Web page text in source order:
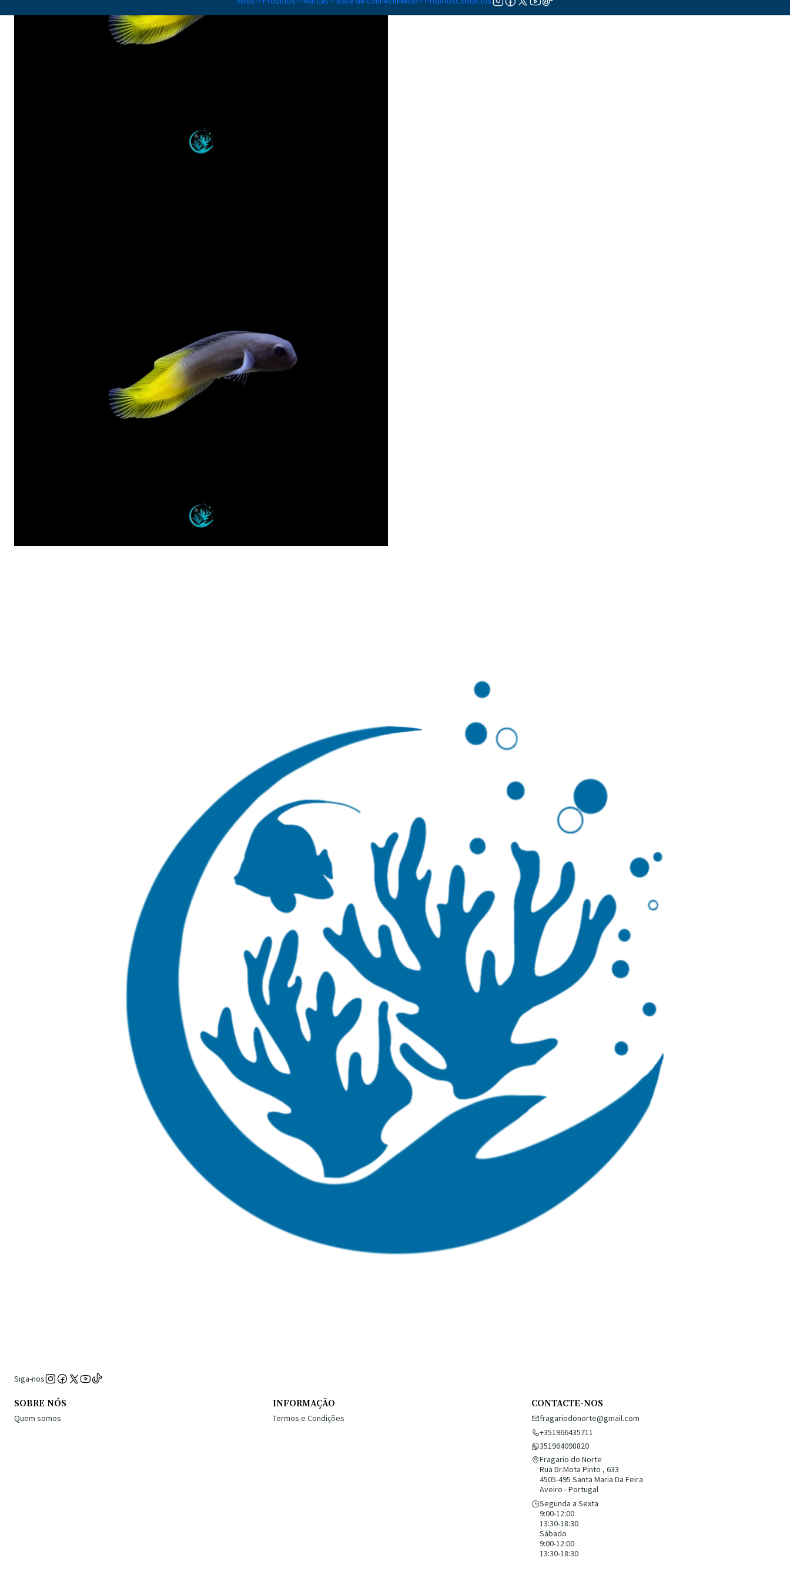
Siga-nos
SOBRE NÓS
Quem somos
INFORMAÇÃO
Termos e Condições
CONTACTE-NOS
fragariodonorte@gmail.com
+351966435711
351964098820
Fragario do Norte
Rua Dr.Mota Pinto , 633
4505-495 Santa Maria Da Feira
Aveiro - Portugal
Segunda a Sexta
9:00-12:00
13:30-18:30
Sábado
9:00-12:00
13:30-18:30